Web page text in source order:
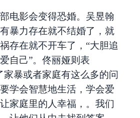
电影会变得恐婚。吴昱翰
暴力存在就不结婚了，就
存在就不开车了，“大胆追
自己”。佟丽娅则表
暴或者家庭有这么多的问
学会智慧地生活，学会爱
家庭里的人幸福，。我们